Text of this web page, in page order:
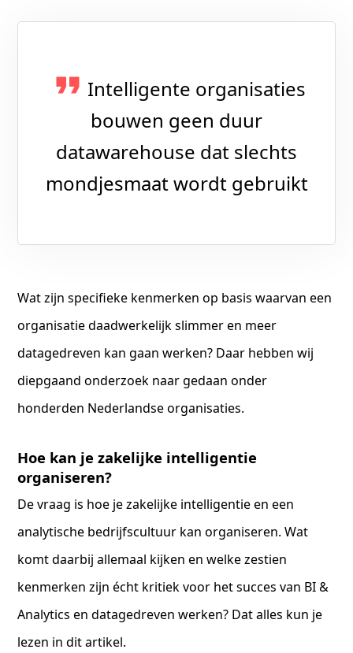
Intelligente organisaties
bouwen geen duur
datawarehouse dat slechts
mondjesmaat wordt gebruikt
Wat zijn specifieke kenmerken op basis waarvan een
organisatie daadwerkelijk slimmer en meer
datagedreven kan gaan werken? Daar hebben wij
diepgaand onderzoek naar gedaan onder
honderden Nederlandse organisaties.
Hoe kan je zakelijke intelligentie
organiseren?
De vraag is hoe je zakelijke intelligentie en een
analytische bedrijfscultuur kan organiseren. Wat
komt daarbij allemaal kijken en welke zestien
kenmerken zijn écht kritiek voor het succes van BI &
Analytics en datagedreven werken? Dat alles kun je
lezen in dit artikel.